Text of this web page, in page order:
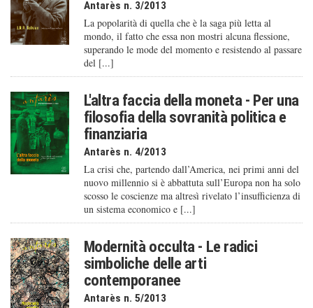
Antarès n. 3/2013
La popolarità di quella che è la saga più letta al
mondo, il fatto che essa non mostri alcuna flessione,
superando le mode del momento e resistendo al passare
del [...]
L'altra faccia della moneta - Per una
filosofia della sovranità politica e
finanziaria
Antarès n. 4/2013
La crisi che, partendo dall’America, nei primi anni del
nuovo millennio si è abbattuta sull’Europa non ha solo
scosso le coscienze ma altresì rivelato l’insufficienza di
un sistema economico e [...]
Modernità occulta - Le radici
simboliche delle arti
contemporanee
Antarès n. 5/2013